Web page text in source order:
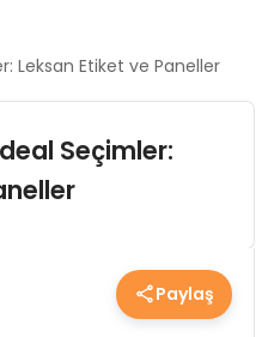
Leksan Etiket ve Paneller
Seçimler:
Paylaş